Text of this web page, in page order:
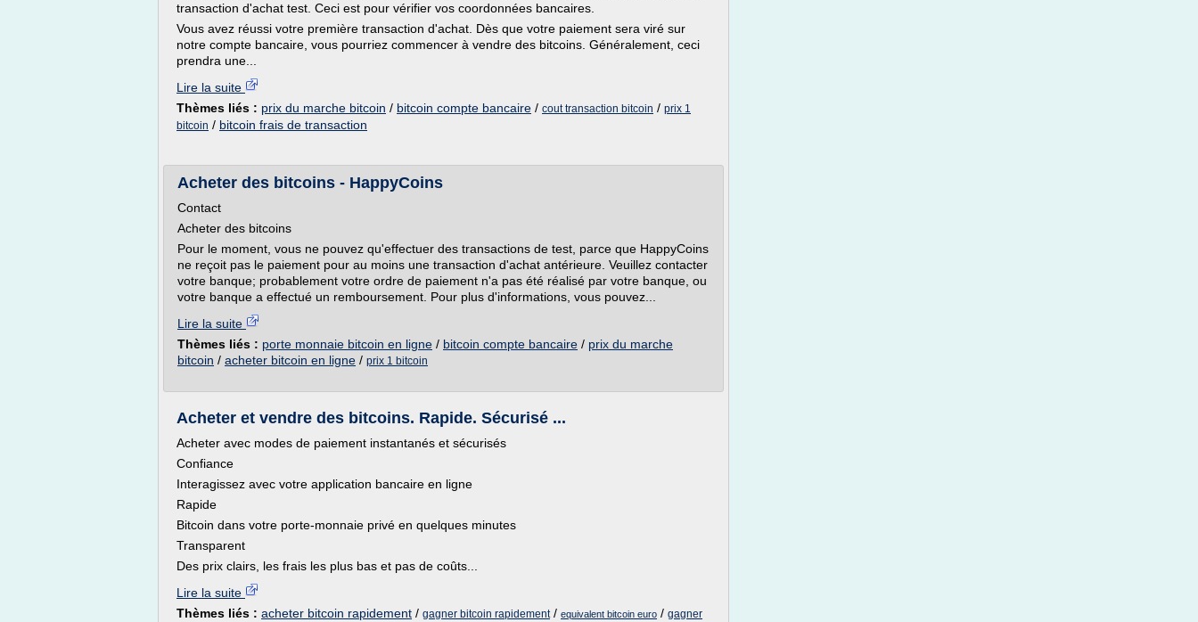
transaction d'achat test. Ceci est pour vérifier vos coordonnées bancaires.
Vous avez réussi votre première transaction d'achat. Dès que votre paiement sera viré sur
notre compte bancaire, vous pourriez commencer à vendre des bitcoins. Généralement, ceci
prendra une...
Lire la suite
Thèmes liés : prix du marche bitcoin / bitcoin compte bancaire / cout transaction bitcoin / prix 1
bitcoin / bitcoin frais de transaction
Acheter des bitcoins - HappyCoins
Contact
Acheter des bitcoins
Pour le moment, vous ne pouvez qu'effectuer des transactions de test, parce que HappyCoins
ne reçoit pas le paiement pour au moins une transaction d'achat antérieure. Veuillez contacter
votre banque; probablement votre ordre de paiement n'a pas été réalisé par votre banque, ou
votre banque a effectué un remboursement. Pour plus d'informations, vous pouvez...
Lire la suite
Thèmes liés : porte monnaie bitcoin en ligne / bitcoin compte bancaire / prix du marche
bitcoin / acheter bitcoin en ligne / prix 1 bitcoin
Acheter et vendre des bitcoins. Rapide. Sécurisé ...
Acheter avec modes de paiement instantanés et sécurisés
Confiance
Interagissez avec votre application bancaire en ligne
Rapide
Bitcoin dans votre porte-monnaie privé en quelques minutes
Transparent
Des prix clairs, les frais les plus bas et pas de coûts...
Lire la suite
Thèmes liés : acheter bitcoin rapidement / gagner bitcoin rapidement/ equivalent bitcoin euro / gagner